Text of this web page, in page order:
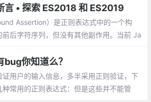
言 • 探索 ES2018 和 ES2019
Assertion）是正则表达式中的一个构
后字符序列，但没有其他副作用。当前 Ja
序列
bug你知道么？
用户的输入信息，多半采用正则验证，下
常用的正则表达式：但是这些并不能管